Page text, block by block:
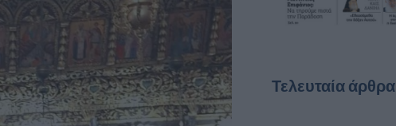
Τελευταία άρθρα